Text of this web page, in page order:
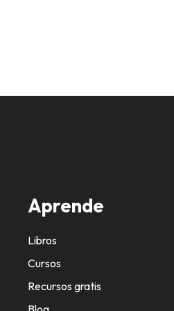
Aprende
Libros
Cursos
Recursos gratis